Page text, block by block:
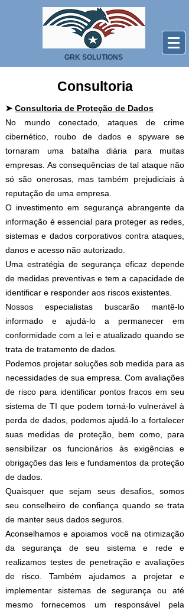
GRK SOLUTIONS
Consultoria
➤ Consultoria de Proteção de Dados
No mundo conectado, ataques de crime
cibernético, roubo de dados e spyware se
tornaram uma batalha diária para muitas
empresas. As consequências de tal ataque não
só são onerosas, mas também prejudiciais à
reputação de uma empresa.
O investimento em segurança abrangente da
informação é essencial para proteger as redes,
sistemas e dados corporativos contra ataques,
danos e acesso não autorizado.
Uma estratégia de segurança eficaz depende
de medidas preventivas e tem a capacidade de
identificar e responder aos riscos existentes.
Nossos especialistas buscarão mantê-lo
informado e ajudá-lo a permanecer em
conformidade com a lei e atualizado quando se
trata de tratamento de dados.
Podemos projetar soluções sob medida para as
necessidades de sua empresa. Com avaliações
de risco para identificar pontos fracos em seu
sistema de TI que podem torná-lo vulnerável à
perda de dados, podemos ajudá-lo a fortalecer
suas medidas de proteção, bem como, para
sensibilizar os funcionários às exigências e
obrigações das leis e fundamentos da proteção
de dados.
Quaisquer que sejam seus desafios, somos
seu conselheiro de confiança quando se trata
de manter seus dados seguros.
Aconselhamos e apoiamos você na otimização
da segurança de seu sistema e rede e
realizamos testes de penetração e avaliações
de risco. Também ajudamos a projetar e
implementar sistemas de segurança ou até
mesmo fornecemos um responsável pela